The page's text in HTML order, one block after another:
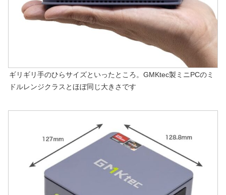
ギリギリ手のひらサイズといったところ。GMKtec製ミニPCのミ
ドルレンジクラスとほぼ同じ大きさです